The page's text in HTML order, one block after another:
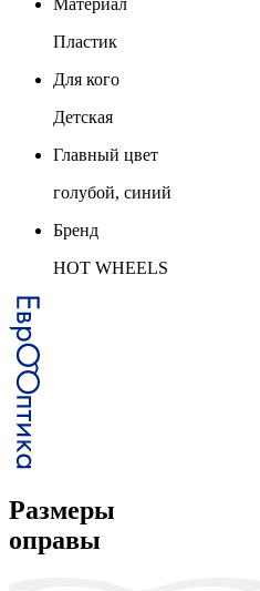
Пластик
Для кого
Детская
Главный цвет
голубой, синий
Бренд
HOT WHEELS
Размеры
оправы